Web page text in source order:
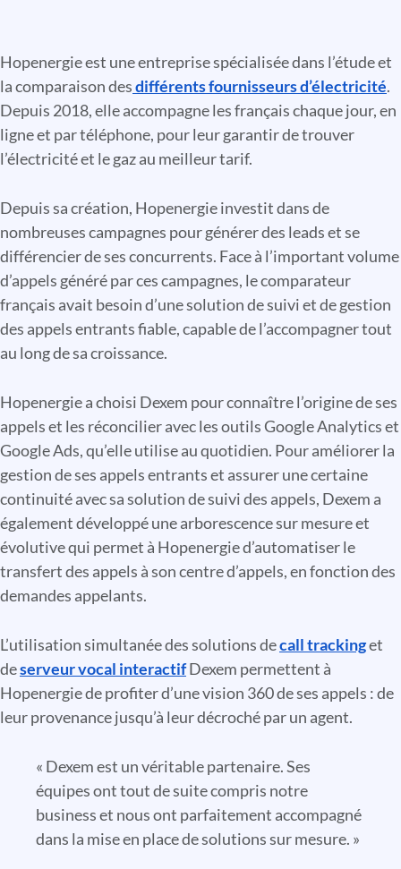
Hopenergie est une entreprise spécialisée dans l’étude et
la comparaison desdifférents fournisseurs d’électricité.
Depuis 2018, elle accompagne les français chaque jour, en
ligne et par téléphone, pour leur garantir de trouver
l’électricité et le gaz au meilleur tarif.
Depuis sa création, Hopenergie investit dans de
nombreuses campagnes pour générer des leads et se
différencier de ses concurrents. Face à l’important volume
d’appels généré par ces campagnes, le comparateur
français avait besoin d’une solution de suivi et de gestion
des appels entrants fiable, capable de l’accompagner tout
au long de sa croissance.
Hopenergie a choisi Dexem pour connaître l’origine de ses
appels et les réconcilier avec les outils Google Analytics et
Google Ads, qu’elle utilise au quotidien. Pour améliorer la
gestion de ses appels entrants et assurer une certaine
continuité avec sa solution de suivi des appels, Dexem a
également développé une arborescence sur mesure et
évolutive qui permet à Hopenergie d’automatiser le
transfert des appels à son centre d’appels, en fonction des
demandes appelants.
L’utilisation simultanée des solutions decall trackinget
deserveur vocal interactifDexem permettent à
Hopenergie de profiter d’une vision 360 de ses appels : de
leur provenance jusqu’à leur décroché par un agent.
« Dexem est un véritable partenaire. Ses
équipes ont tout de suite compris notre
business et nous ont parfaitement accompagné
dans la mise en place de solutions sur mesure. »